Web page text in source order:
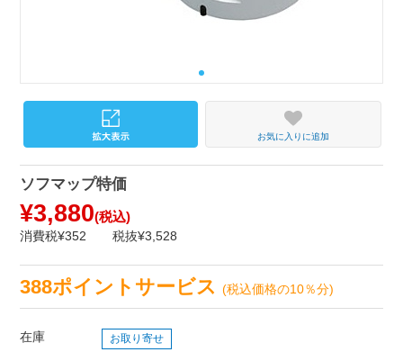
お気に入りに追加
ソフマップ特価
¥3,880(税込)
消費税¥352 税抜¥3,528
388ポイントサービス(税込価格の10％分)
在庫 お取り寄せ